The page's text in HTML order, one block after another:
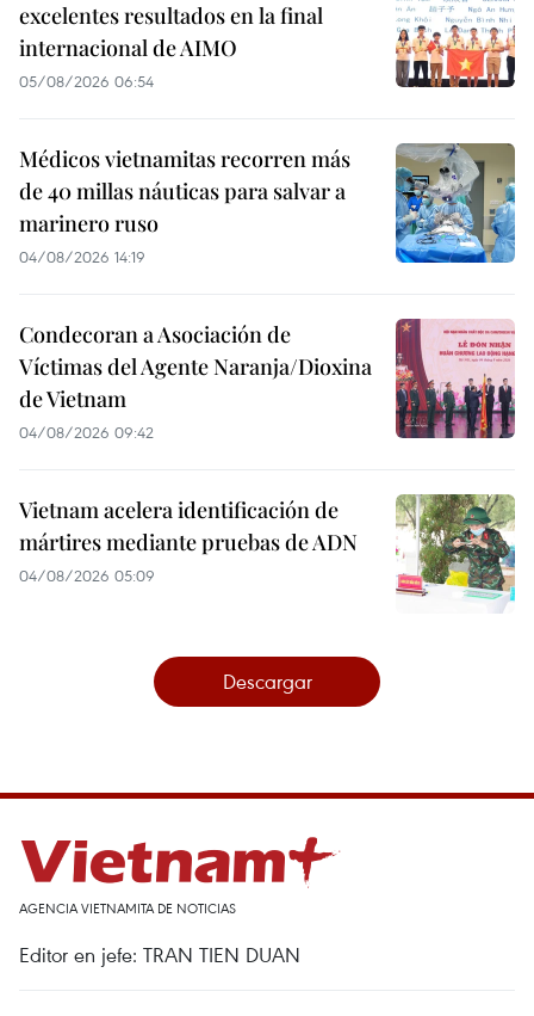
excelentes resultados en la final
internacional de AIMO
05/08/2026 06:54
Médicos vietnamitas recorren más
de 40 millas náuticas para salvar a
marinero ruso
04/08/2026 14:19
Condecoran a Asociación de
Víctimas del Agente Naranja/Dioxina
de Vietnam
04/08/2026 09:42
Vietnam acelera identificación de
mártires mediante pruebas de ADN
04/08/2026 05:09
Descargar
AGENCIA VIETNAMITA DE NOTICIAS
Editor en jefe: TRAN TIEN DUAN